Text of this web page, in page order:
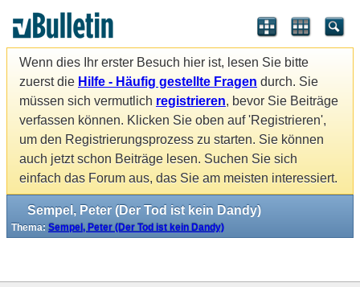
Wenn dies Ihr erster Besuch hier ist, lesen Sie bitte
zuerst die Hilfe - Häufig gestellte Fragen durch. Sie
müssen sich vermutlich registrieren, bevor Sie Beiträge
verfassen können. Klicken Sie oben auf 'Registrieren',
um den Registrierungsprozess zu starten. Sie können
auch jetzt schon Beiträge lesen. Suchen Sie sich
einfach das Forum aus, das Sie am meisten interessiert.
Sempel, Peter (Der Tod ist kein Dandy)
Thema: Sempel, Peter (Der Tod ist kein Dandy)